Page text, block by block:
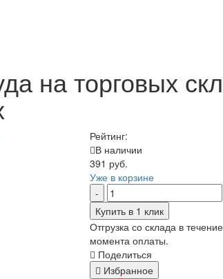
на торговых
Рейтинг:
В наличии
391 руб.
Уже в корзине
Купить в 1 клик
Отгрузка со склада в
момента оплаты.
Поделиться
Избранное